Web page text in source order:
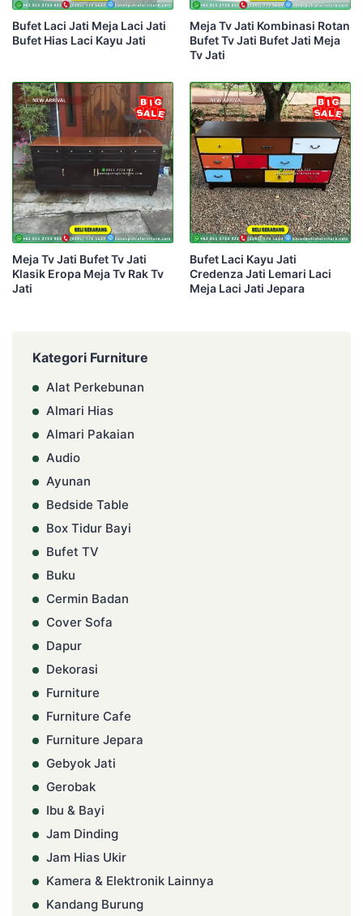
Bufet Laci Jati Meja Laci Jati
Bufet Hias Laci Kayu Jati
Meja Tv Jati Kombinasi Rotan
Bufet Tv Jati Bufet Jati Meja
Tv Jati
Meja Tv Jati Bufet Tv Jati
Klasik Eropa Meja Tv Rak Tv
Jati
Bufet Laci Kayu Jati
Credenza Jati Lemari Laci
Meja Laci Jati Jepara
Kategori Furniture
Alat Perkebunan
Almari Hias
Almari Pakaian
Audio
Ayunan
Bedside Table
Box Tidur Bayi
Bufet TV
Buku
Cermin Badan
Cover Sofa
Dapur
Dekorasi
Furniture
Furniture Cafe
Furniture Jepara
Gebyok Jati
Gerobak
Ibu & Bayi
Jam Dinding
Jam Hias Ukir
Kamera & Elektronik Lainnya
Kandang Burung